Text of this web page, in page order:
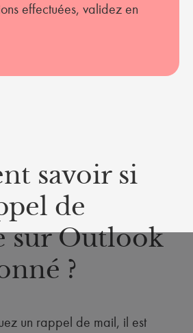
effectuées, validez en
savoir si
de
sur Outlook
?
un rappel de mail, il est